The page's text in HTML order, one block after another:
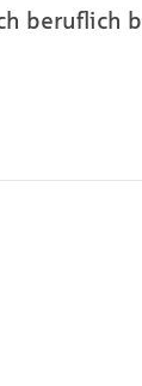
beruflich